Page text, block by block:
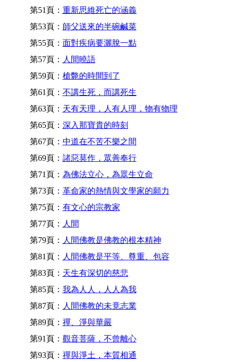
第51頁： 重新思維死亡的涵義
第53頁： 師父送來的半碗鹹菜
第55頁： 面對疾病要灑脫一點
第57頁： 人間曉語
第59頁： 槍斃的時間到了
第61頁： 不講生死，而講死生
第63頁： 天有天理，人有人理，物有物理
第65頁： 深入那寶貴的時刻
第67頁： 中道在不苦不樂之間
第69頁： 諸惡莫作，眾善奉行
第71頁： 為佛法立心，為眾生立命
第73頁： 革命家的熱情與文學家的願力
第75頁： 有文心的宗教家
第77頁： 人間
第79頁： 人間佛教是佛教的根本精神
第81頁： 人間佛教是平等、尊重、包容
第83頁： 天生有深切的慈悲
第85頁： 我為人人，人人為我
第87頁： 人間佛教的未竟志業
第89頁： 禪、淨與華嚴
第91頁： 觀音菩薩，不曾離心
第93頁： 禪與淨土，本質相通